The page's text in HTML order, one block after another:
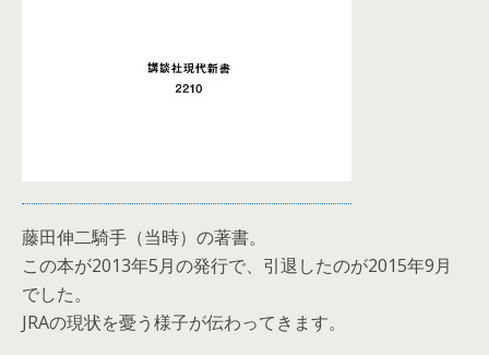
藤田伸二騎手（当時）の著書。
この本が2013年5月の発行で、引退したのが2015年9月
でした。
JRAの現状を憂う様子が伝わってきます。